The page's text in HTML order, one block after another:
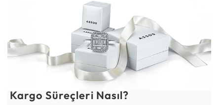
Kargo Süreçleri Nasıl?